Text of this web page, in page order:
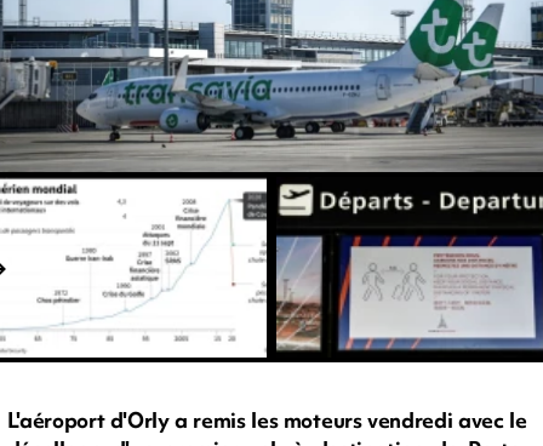
L'aéroport d'Orly a remis les moteurs vendredi avec le